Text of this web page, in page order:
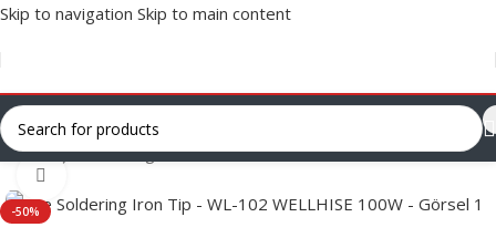
Skip to navigation Skip to main content
Ana Sayfa/Uncategorized
-50%